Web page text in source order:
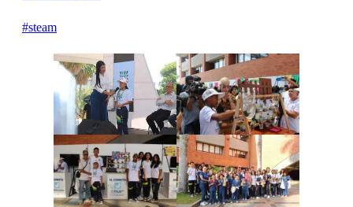
#steam